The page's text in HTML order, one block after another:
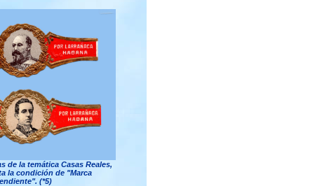
de la temática Casas Reales,
la condición de "Marca
(*5)